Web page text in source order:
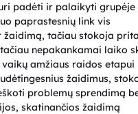
padėti ir palaikyti grupėje
paprastesnių link vis
žaidimą, tačiau stokoja
nepakankamai laiko
amžiaus raidos etapui
žaidimus,
problemų sprendimą
skatinančios žaidimą